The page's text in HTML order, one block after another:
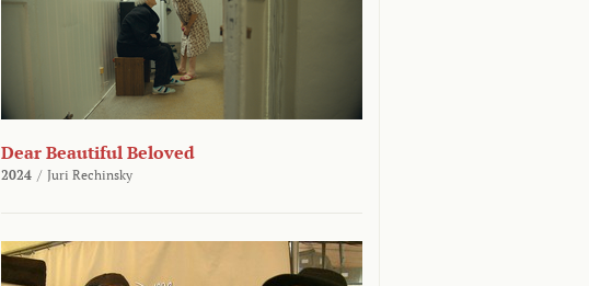
Dear Beautiful Beloved
2024 / Juri Rechinsky